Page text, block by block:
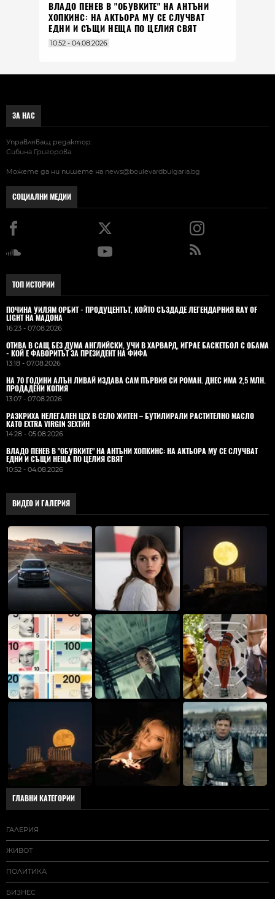
ВЛАДO ПЕНЕВ В "ОБУВКИТЕ" НА АНТЪНИ
ХОПКИНС: НА АКТЬОРА МУ СЕ СЛУЧВАТ
ЕДНИ И СЪЩИ НЕЩА ПО ЦЕЛИЯ СВЯТ
10:52 - 04.08.2026
ЗА НАС
Управляващ редактор:
Сибина Григорова
Можете да ни пишете на news@boulevardbulgaria.bg
СОЦИАЛНИ МЕДИИ
ТОП ИСТОРИИ
ПОЧИНА УИЛЯМ ОРБИТ - ПРОДУЦЕНТЪТ, КОЙТО СЪЗДАДЕ ЛЕГЕНДАРНИЯ RAY OF
LIGHT НА МАДОНА
16:23 - 07.08.2026
ОТИВА В САЩ БЕЗ ДУМА АНГЛИЙСКИ, УЧИ В ХАРВАРД, ИГРАЕ БАСКЕТБОЛ С ОБАМА
- КОЙ Е ФАВОРИТЪТ ЗА ПРЕЗИДЕНТ НА ФИФА
13:18 - 07.08.2026
НА 70 ГОДИНИ АЛЪН ЛИВАЙ ИЗДАВА САМ ПЪРВИЯ СИ РОМАН. ДНЕС ИМА 2,5 МЛН.
ПРОДАДЕНИ КОПИЯ
13:07 - 07.08.2026
РАЗКРИХА НЕЛЕГАЛЕН ЦЕХ В СЕЛО ЖИТЕН – БУТИЛИРАЛИ РАСТИТЕЛНО МАСЛО
КАТО EXTRA VIRGIN ЗЕХТИН
14:28 - 05.08.2026
ВЛАДO ПЕНЕВ В "ОБУВКИТЕ" НА АНТЪНИ ХОПКИНС: НА АКТЬОРА МУ СЕ СЛУЧВАТ
ЕДНИ И СЪЩИ НЕЩА ПО ЦЕЛИЯ СВЯТ
10:52 - 04.08.2026
ВИДЕО И ГАЛЕРИЯ
ГЛАВНИ КАТЕГОРИИ
ГАЛЕРИЯ
ЖИВОТ
ПОЛИТИКА
БИЗНЕС